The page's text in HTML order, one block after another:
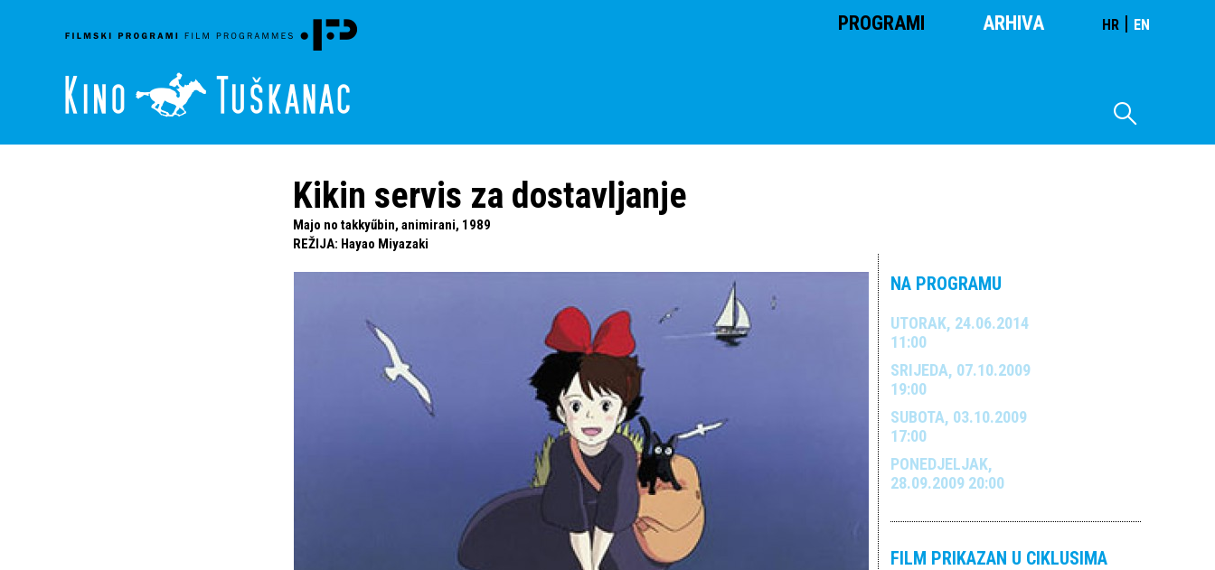
PROGRAMI ARHIVA HR | EN
Kikin servis za dostavljanje
Majo no takkyűbin, animirani, 1989
REŽIJA: Hayao Miyazaki
NA PROGRAMU
UTORAK, 24.06.2014
11:00
SRIJEDA, 07.10.2009
19:00
SUBOTA, 03.10.2009
17:00
PONEDJELJAK,
28.09.2009 20:00
FILM PRIKAZAN U CIKLUSIMA